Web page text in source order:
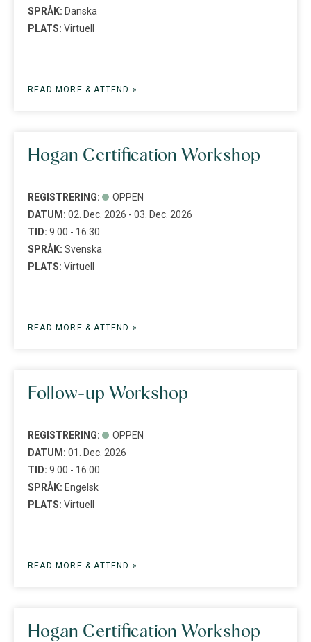
SPRÅK: Danska
PLATS: Virtuell
READ MORE & ATTEND »
Hogan Certification Workshop
REGISTRERING:
ÖPPEN
DATUM: 02. Dec. 2026 - 03. Dec. 2026
TID: 9:00 - 16:30
SPRÅK: Svenska
PLATS: Virtuell
READ MORE & ATTEND »
Follow-up Workshop
REGISTRERING:
ÖPPEN
DATUM: 01. Dec. 2026
TID: 9:00 - 16:00
SPRÅK: Engelsk
PLATS: Virtuell
READ MORE & ATTEND »
Hogan Certification Workshop